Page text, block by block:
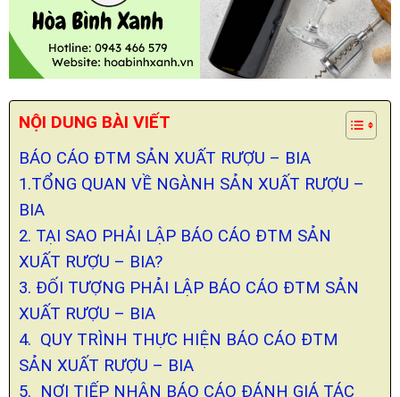
NỘI DUNG BÀI VIẾT
BÁO CÁO ĐTM SẢN XUẤT RƯỢU – BIA
1.TỔNG QUAN VỀ NGÀNH SẢN XUẤT RƯỢU –
BIA
2. TẠI SAO PHẢI LẬP BÁO CÁO ĐTM SẢN
XUẤT RƯỢU – BIA?
3. ĐỐI TƯỢNG PHẢI LẬP BÁO CÁO ĐTM SẢN
XUẤT RƯỢU – BIA
4. QUY TRÌNH THỰC HIỆN BÁO CÁO ĐTM
SẢN XUẤT RƯỢU – BIA
5. NƠI TIẾP NHẬN BÁO CÁO ĐÁNH GIÁ TÁC